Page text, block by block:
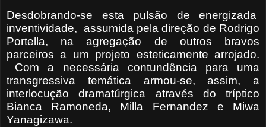
Desdobrando-se esta pulsão de energizada
inventividade, assumida pela direção de Rodrigo
Portella, na agregação de outros bravos
parceiros a um projeto esteticamente arrojado.
Com a necessária contundência para uma
transgressiva temática armou-se, assim, a
interlocução dramatúrgica através do tríptico
Bianca Ramoneda, Milla Fernandez e Miwa
Yanagizawa.